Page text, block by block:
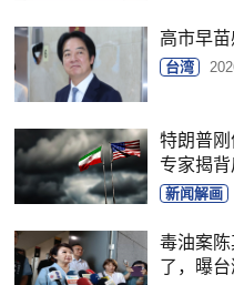
高市早苗
台湾
特朗普刚
专家揭
新闻解画
毒油案
了，曝